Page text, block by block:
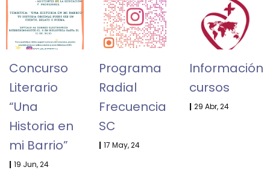
Concurso
Literario
“Una
Historia en
mi Barrio”
| 19 Jun, 24
Programa
Radial
Frecuencia
SC
| 17 May, 24
Información
cursos
| 29 Abr, 24